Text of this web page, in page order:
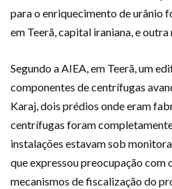
para o enriquecimento de urânio
em Teerã, capital iraniana, e
Segundo a AIEA, em Teerã, um
componentes de centrífugas
Karaj, dois prédios onde eram
centrífugas foram
instalações estavam sob
que expressou preocupação com
mecanismos de fiscalização do